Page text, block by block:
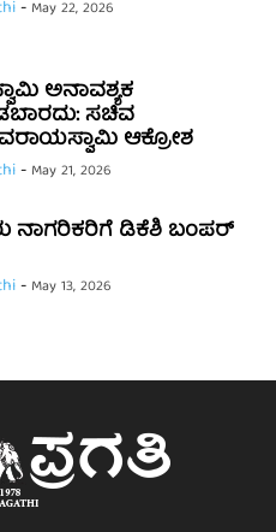
- May 22, 2026
ಅನಾವಶ್ಯಕ
ಸಚಿವ
ಆಕ್ರೋಶ
- May 21, 2026
ನಾಗರಿಕರಿಗೆ ಡಿಕೆಶಿ ಬಂಪರ್
- May 13, 2026